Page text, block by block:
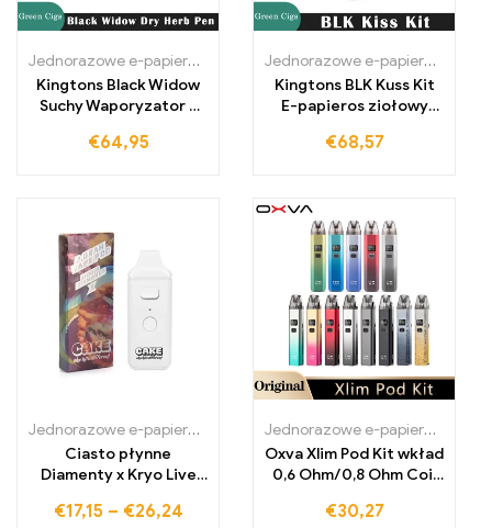
Jednorazowe e-papierosy Polska
Jednorazowe e-papierosy
Kingtons Black Widow
Suchy Waporyzator z
2200mAh Bateria
€64,95
Jednorazowe e-papierosy Polska
Kingtons BLK Kuss Kit
E-papieros ziołowy
€68,57
Jednorazowe e-papierosy Polska
Jednorazowe e-papierosy
Ciasto płynne
Diamenty x Kryo Live
2,0 ml 350mAh
€17,15 – €26,24
Jednorazowe e-papierosy Polska
Oxva Xlim Pod Kit wkład
0,6 Ohm/0,8 Ohm Coil
€30,27